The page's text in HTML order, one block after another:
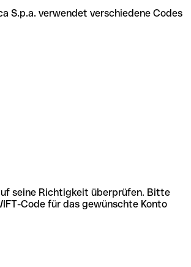
S.p.a. verwendet verschiedene Codes
seine Richtigkeit überprüfen. Bitte
Code für das gewünschte Konto